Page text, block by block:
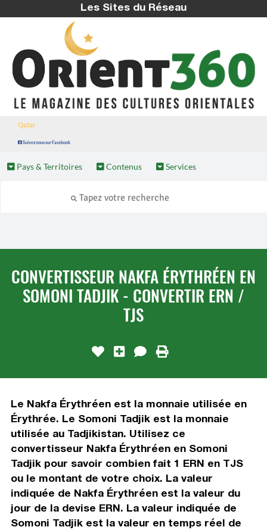
Les Sites du Réseau
Qatar
Suivez nous sur Facebook
Pays & Territoires Contenus Services
CONVERTISSEUR NAKFA ÉRYTHRÉEN EN
SOMONI TADJIK - CONVERTIR ERN /
TJS
Le Nakfa Érythréen est la monnaie utilisée en
Érythrée. Le Somoni Tadjik est la monnaie
utilisée au Tadjikistan. Utilisez ce
convertisseur Nakfa Érythréen en Somoni
Tadjik pour savoir combien fait 1 ERN en TJS
ou le montant de votre choix. La valeur
indiquée de Nakfa Érythréen est la valeur du
jour de la devise ERN. La valeur indiquée de
Somoni Tadjik est la valeur en temps réel de